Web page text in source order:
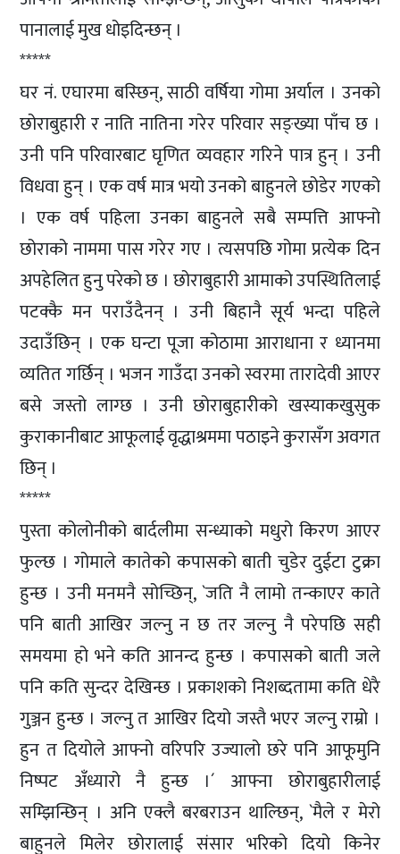
पानालाई मुख धोइदिन्छन् ।
*****
घर नं. एघारमा बस्छिन्, साठी वर्षिया गोमा अर्याल । उनको
छोराबुहारी र नाति नातिना गरेर परिवार सङ्ख्या पाँच छ ।
उनी पनि परिवारबाट घृणित व्यवहार गरिने पात्र हुन् । उनी
विधवा हुन् । एक वर्ष मात्र भयो उनको बाहुनले छोडेर गएको
। एक वर्ष पहिला उनका बाहुनले सबै सम्पत्ति आफ्नो
छोराको नाममा पास गरेर गए । त्यसपछि गोमा प्रत्येक दिन
अपहेलित हुनु परेको छ । छोराबुहारी आमाको उपस्थितिलाई
पटक्कै मन पराउँदैनन् । उनी बिहानै सूर्य भन्दा पहिले
उदाउँछिन् । एक घन्टा पूजा कोठामा आराधाना र ध्यानमा
व्यतित गर्छिन् । भजन गाउँदा उनको स्वरमा तारादेवी आएर
बसे जस्तो लाग्छ । उनी छोराबुहारीको खस्याकखुसुक
कुराकानीबाट आफूलाई वृद्धाश्रममा पठाइने कुरासँग अवगत
छिन् ।
*****
पुस्ता कोलोनीको बार्दलीमा सन्ध्याको मधुरो किरण आएर
फुल्छ । गोमाले कातेको कपासको बाती चुडेर दुईटा टुक्रा
हुन्छ । उनी मनमनै सोच्छिन्, `जति नै लामो तन्काएर काते
पनि बाती आखिर जल्नु न छ तर जल्नु नै परेपछि सही
समयमा हो भने कति आनन्द हुन्छ । कपासको बाती जले
पनि कति सुन्दर देखिन्छ । प्रकाशको निशब्दतामा कति धेरै
गुञ्जन हुन्छ । जल्नु त आखिर दियो जस्तै भएर जल्नु राम्रो ।
हुन त दियोले आफ्नो वरिपरि उज्यालो छरे पनि आफूमुनि
निष्पट अँध्यारो नै हुन्छ ।´ आफ्ना छोराबुहारीलाई
सम्झिन्छिन् । अनि एक्लै बरबराउन थाल्छिन्, `मैले र मेरो
बाहुनले मिलेर छोरालाई संसार भरिको दियो किनेर